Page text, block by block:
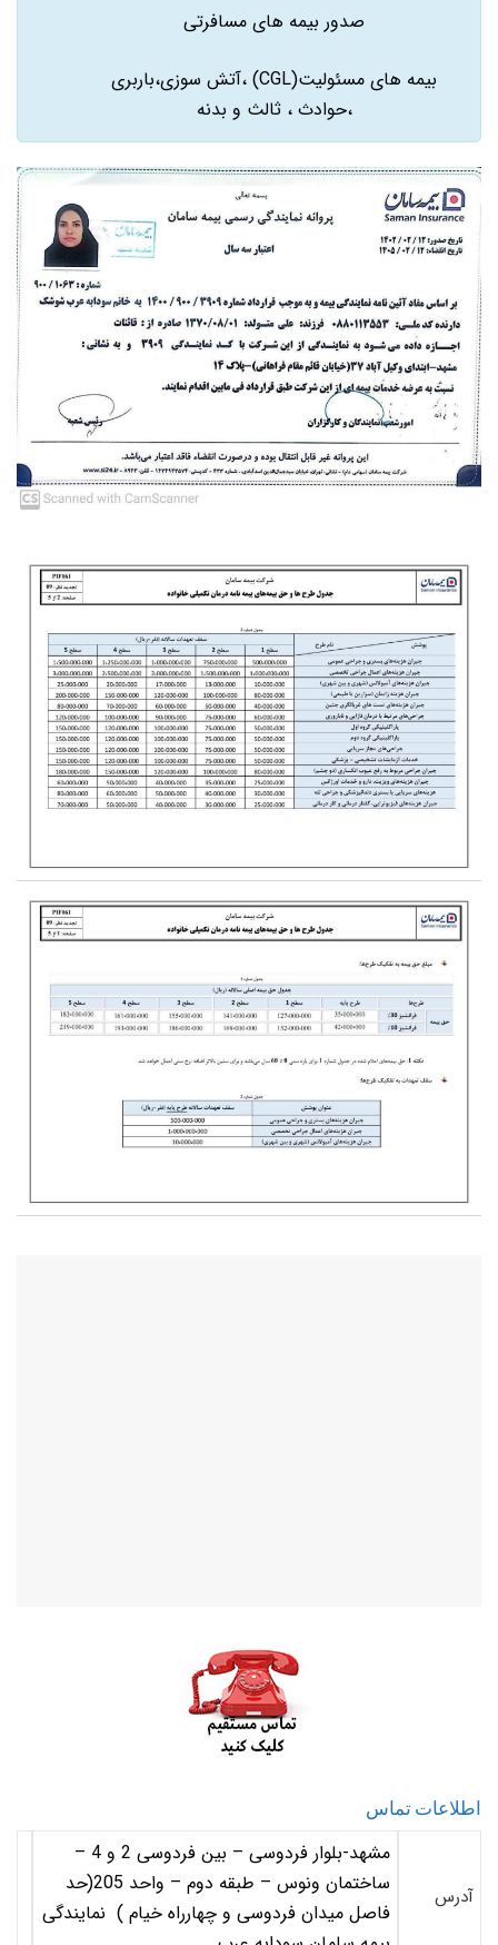
صدور بیمه های مسافرتی
بیمه های مسئولیت(CGL) ،آتش سوزی،باربری
،حوادث ، ثالث و بدنه
اطلاعات تماس
آدرس
مشهد-بلوار فردوسی – بین فردوسی 2 و 4 –
ساختمان ونوس – طبقه دوم – واحد 205(حد
فاصل میدان فردوسی و چهارراه خیام ) نمایندگی